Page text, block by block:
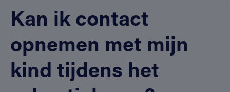
Kan ik contact
opnemen met mijn
kind tijdens het